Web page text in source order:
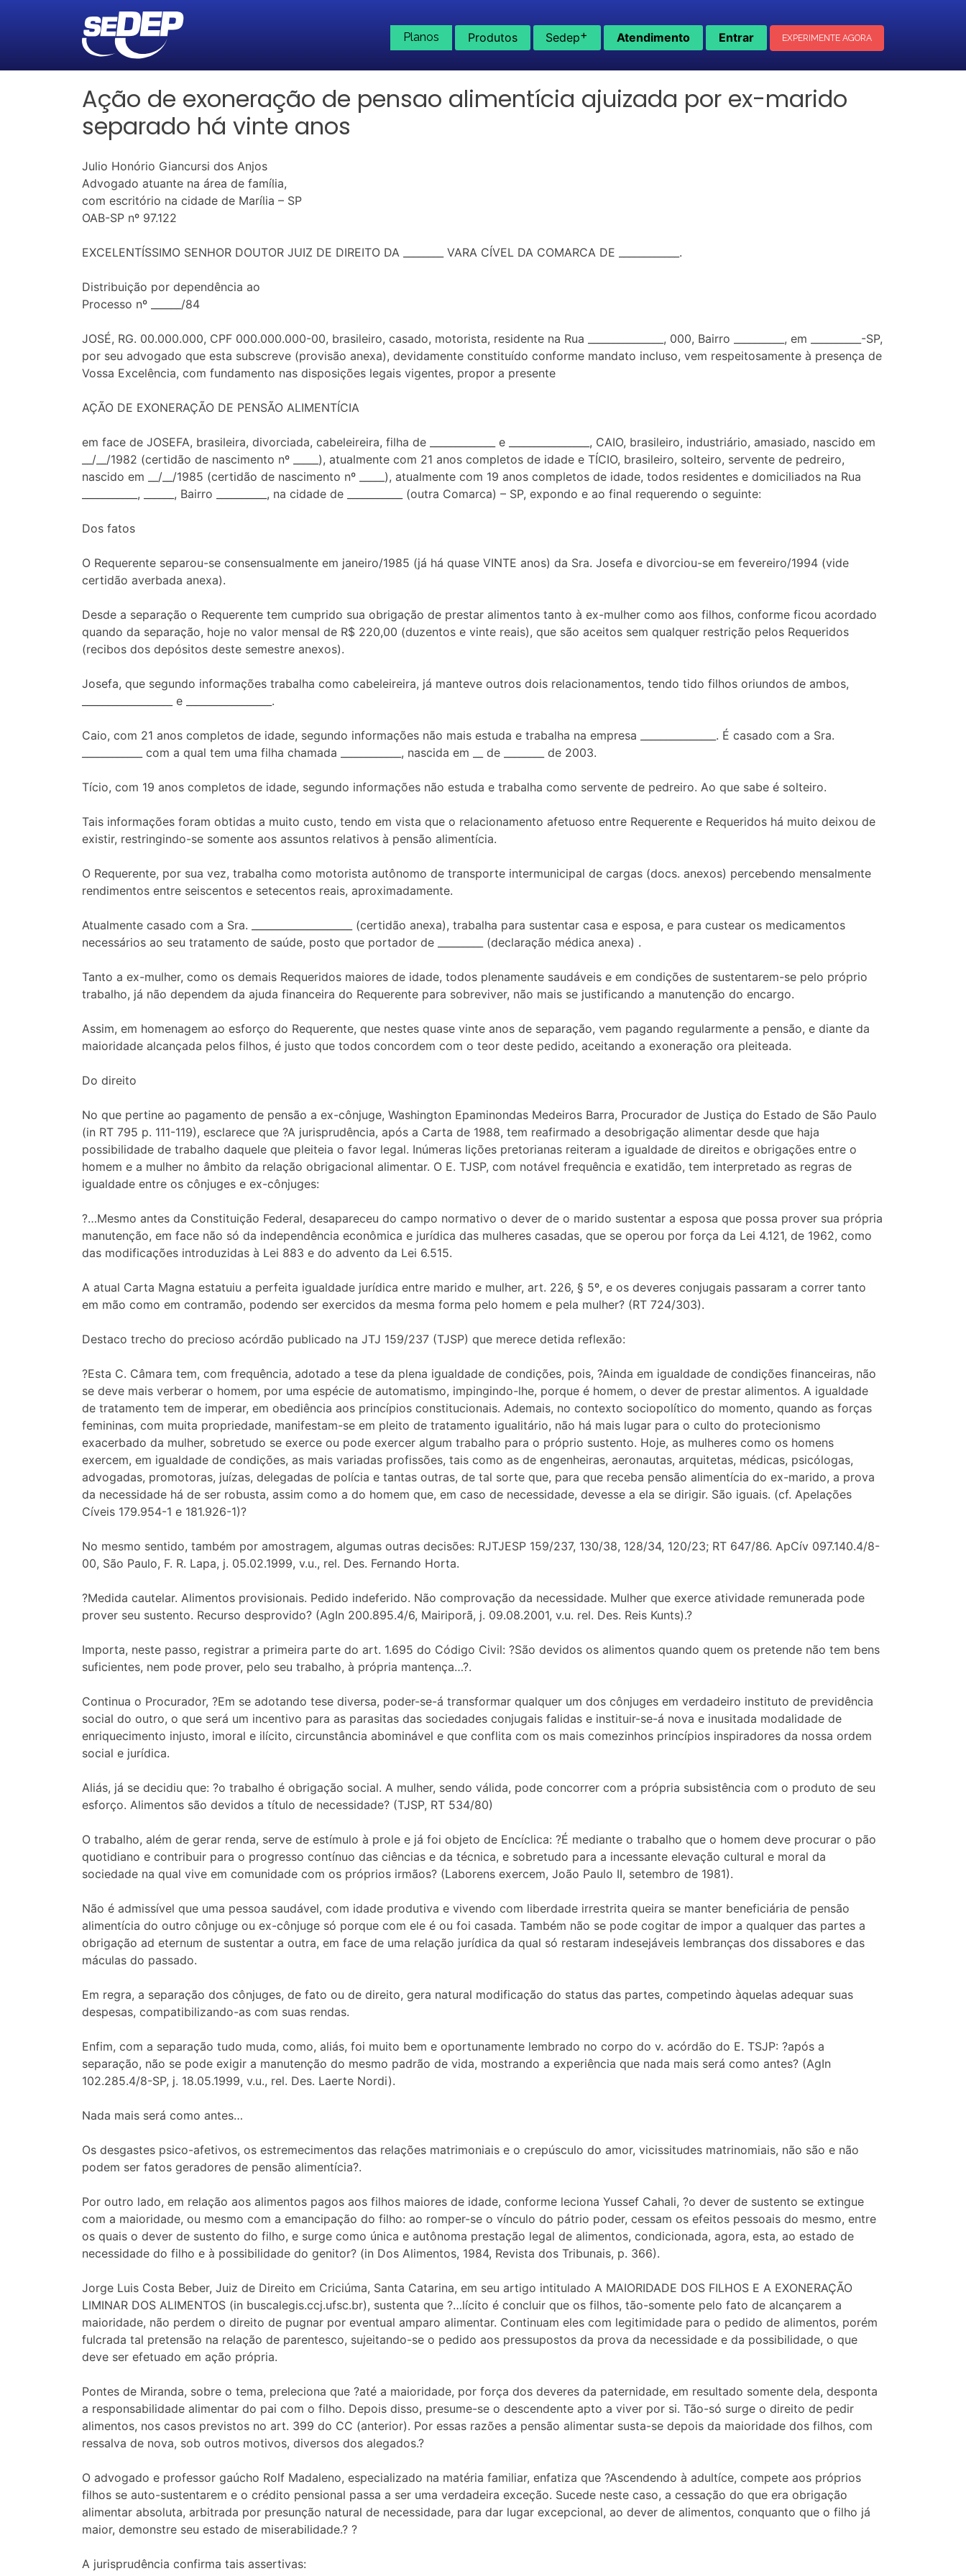
Planos Produtos Sedep+ Atendimento Entrar EXPERIMENTE AGORA
Ação de exoneração de pensao alimentícia ajuizada por ex-marido
separado há vinte anos
Julio Honório Giancursi dos Anjos
Advogado atuante na área de família,
com escritório na cidade de Marília – SP
OAB-SP nº 97.122
EXCELENTÍSSIMO SENHOR DOUTOR JUIZ DE DIREITO DA ________ VARA CÍVEL DA COMARCA DE ____________.
Distribuição por dependência ao
Processo nº ______/84
JOSÉ, RG. 00.000.000, CPF 000.000.000-00, brasileiro, casado, motorista, residente na Rua _______________, 000, Bairro __________, em __________-SP,
por seu advogado que esta subscreve (provisão anexa), devidamente constituído conforme mandato incluso, vem respeitosamente à presença de
Vossa Excelência, com fundamento nas disposições legais vigentes, propor a presente
AÇÃO DE EXONERAÇÃO DE PENSÃO ALIMENTÍCIA
em face de JOSEFA, brasileira, divorciada, cabeleireira, filha de _____________ e ________________, CAIO, brasileiro, industriário, amasiado, nascido em
__/__/1982 (certidão de nascimento nº _____), atualmente com 21 anos completos de idade e TÍCIO, brasileiro, solteiro, servente de pedreiro,
nascido em __/__/1985 (certidão de nascimento nº _____), atualmente com 19 anos completos de idade, todos residentes e domiciliados na Rua
___________, ______, Bairro __________, na cidade de ___________ (outra Comarca) – SP, expondo e ao final requerendo o seguinte:
Dos fatos
O Requerente separou-se consensualmente em janeiro/1985 (já há quase VINTE anos) da Sra. Josefa e divorciou-se em fevereiro/1994 (vide
certidão averbada anexa).
Desde a separação o Requerente tem cumprido sua obrigação de prestar alimentos tanto à ex-mulher como aos filhos, conforme ficou acordado
quando da separação, hoje no valor mensal de R$ 220,00 (duzentos e vinte reais), que são aceitos sem qualquer restrição pelos Requeridos
(recibos dos depósitos deste semestre anexos).
Josefa, que segundo informações trabalha como cabeleireira, já manteve outros dois relacionamentos, tendo tido filhos oriundos de ambos,
__________________ e _________________.
Caio, com 21 anos completos de idade, segundo informações não mais estuda e trabalha na empresa _______________. É casado com a Sra.
____________ com a qual tem uma filha chamada ____________, nascida em __ de ________ de 2003.
Tício, com 19 anos completos de idade, segundo informações não estuda e trabalha como servente de pedreiro. Ao que sabe é solteiro.
Tais informações foram obtidas a muito custo, tendo em vista que o relacionamento afetuoso entre Requerente e Requeridos há muito deixou de
existir, restringindo-se somente aos assuntos relativos à pensão alimentícia.
O Requerente, por sua vez, trabalha como motorista autônomo de transporte intermunicipal de cargas (docs. anexos) percebendo mensalmente
rendimentos entre seiscentos e setecentos reais, aproximadamente.
Atualmente casado com a Sra. ____________________ (certidão anexa), trabalha para sustentar casa e esposa, e para custear os medicamentos
necessários ao seu tratamento de saúde, posto que portador de _________ (declaração médica anexa) .
Tanto a ex-mulher, como os demais Requeridos maiores de idade, todos plenamente saudáveis e em condições de sustentarem-se pelo próprio
trabalho, já não dependem da ajuda financeira do Requerente para sobreviver, não mais se justificando a manutenção do encargo.
Assim, em homenagem ao esforço do Requerente, que nestes quase vinte anos de separação, vem pagando regularmente a pensão, e diante da
maioridade alcançada pelos filhos, é justo que todos concordem com o teor deste pedido, aceitando a exoneração ora pleiteada.
Do direito
No que pertine ao pagamento de pensão a ex-cônjuge, Washington Epaminondas Medeiros Barra, Procurador de Justiça do Estado de São Paulo
(in RT 795 p. 111-119), esclarece que ?A jurisprudência, após a Carta de 1988, tem reafirmado a desobrigação alimentar desde que haja
possibilidade de trabalho daquele que pleiteia o favor legal. Inúmeras lições pretorianas reiteram a igualdade de direitos e obrigações entre o
homem e a mulher no âmbito da relação obrigacional alimentar. O E. TJSP, com notável frequência e exatidão, tem interpretado as regras de
igualdade entre os cônjuges e ex-cônjuges:
?…Mesmo antes da Constituição Federal, desapareceu do campo normativo o dever de o marido sustentar a esposa que possa prover sua própria
manutenção, em face não só da independência econômica e jurídica das mulheres casadas, que se operou por força da Lei 4.121, de 1962, como
das modificações introduzidas à Lei 883 e do advento da Lei 6.515.
A atual Carta Magna estatuiu a perfeita igualdade jurídica entre marido e mulher, art. 226, § 5º, e os deveres conjugais passaram a correr tanto
em mão como em contramão, podendo ser exercidos da mesma forma pelo homem e pela mulher? (RT 724/303).
Destaco trecho do precioso acórdão publicado na JTJ 159/237 (TJSP) que merece detida reflexão:
?Esta C. Câmara tem, com frequência, adotado a tese da plena igualdade de condições, pois, ?Ainda em igualdade de condições financeiras, não
se deve mais verberar o homem, por uma espécie de automatismo, impingindo-lhe, porque é homem, o dever de prestar alimentos. A igualdade
de tratamento tem de imperar, em obediência aos princípios constitucionais. Ademais, no contexto sociopolítico do momento, quando as forças
femininas, com muita propriedade, manifestam-se em pleito de tratamento igualitário, não há mais lugar para o culto do protecionismo
exacerbado da mulher, sobretudo se exerce ou pode exercer algum trabalho para o próprio sustento. Hoje, as mulheres como os homens
exercem, em igualdade de condições, as mais variadas profissões, tais como as de engenheiras, aeronautas, arquitetas, médicas, psicólogas,
advogadas, promotoras, juízas, delegadas de polícia e tantas outras, de tal sorte que, para que receba pensão alimentícia do ex-marido, a prova
da necessidade há de ser robusta, assim como a do homem que, em caso de necessidade, devesse a ela se dirigir. São iguais. (cf. Apelações
Cíveis 179.954-1 e 181.926-1)?
No mesmo sentido, também por amostragem, algumas outras decisões: RJTJESP 159/237, 130/38, 128/34, 120/23; RT 647/86. ApCív 097.140.4/8-
00, São Paulo, F. R. Lapa, j. 05.02.1999, v.u., rel. Des. Fernando Horta.
?Medida cautelar. Alimentos provisionais. Pedido indeferido. Não comprovação da necessidade. Mulher que exerce atividade remunerada pode
prover seu sustento. Recurso desprovido? (AgIn 200.895.4/6, Mairiporã, j. 09.08.2001, v.u. rel. Des. Reis Kunts).?
Importa, neste passo, registrar a primeira parte do art. 1.695 do Código Civil: ?São devidos os alimentos quando quem os pretende não tem bens
suficientes, nem pode prover, pelo seu trabalho, à própria mantença…?.
Continua o Procurador, ?Em se adotando tese diversa, poder-se-á transformar qualquer um dos cônjuges em verdadeiro instituto de previdência
social do outro, o que será um incentivo para as parasitas das sociedades conjugais falidas e instituir-se-á nova e inusitada modalidade de
enriquecimento injusto, imoral e ilícito, circunstância abominável e que conflita com os mais comezinhos princípios inspiradores da nossa ordem
social e jurídica.
Aliás, já se decidiu que: ?o trabalho é obrigação social. A mulher, sendo válida, pode concorrer com a própria subsistência com o produto de seu
esforço. Alimentos são devidos a título de necessidade? (TJSP, RT 534/80)
O trabalho, além de gerar renda, serve de estímulo à prole e já foi objeto de Encíclica: ?É mediante o trabalho que o homem deve procurar o pão
quotidiano e contribuir para o progresso contínuo das ciências e da técnica, e sobretudo para a incessante elevação cultural e moral da
sociedade na qual vive em comunidade com os próprios irmãos? (Laborens exercem, João Paulo II, setembro de 1981).
Não é admissível que uma pessoa saudável, com idade produtiva e vivendo com liberdade irrestrita queira se manter beneficiária de pensão
alimentícia do outro cônjuge ou ex-cônjuge só porque com ele é ou foi casada. Também não se pode cogitar de impor a qualquer das partes a
obrigação ad eternum de sustentar a outra, em face de uma relação jurídica da qual só restaram indesejáveis lembranças dos dissabores e das
máculas do passado.
Em regra, a separação dos cônjuges, de fato ou de direito, gera natural modificação do status das partes, competindo àquelas adequar suas
despesas, compatibilizando-as com suas rendas.
Enfim, com a separação tudo muda, como, aliás, foi muito bem e oportunamente lembrado no corpo do v. acórdão do E. TSJP: ?após a
separação, não se pode exigir a manutenção do mesmo padrão de vida, mostrando a experiência que nada mais será como antes? (AgIn
102.285.4/8-SP, j. 18.05.1999, v.u., rel. Des. Laerte Nordi).
Nada mais será como antes…
Os desgastes psico-afetivos, os estremecimentos das relações matrimoniais e o crepúsculo do amor, vicissitudes matrinomiais, não são e não
podem ser fatos geradores de pensão alimentícia?.
Por outro lado, em relação aos alimentos pagos aos filhos maiores de idade, conforme leciona Yussef Cahali, ?o dever de sustento se extingue
com a maioridade, ou mesmo com a emancipação do filho: ao romper-se o vínculo do pátrio poder, cessam os efeitos pessoais do mesmo, entre
os quais o dever de sustento do filho, e surge como única e autônoma prestação legal de alimentos, condicionada, agora, esta, ao estado de
necessidade do filho e à possibilidade do genitor? (in Dos Alimentos, 1984, Revista dos Tribunais, p. 366).
Jorge Luis Costa Beber, Juiz de Direito em Criciúma, Santa Catarina, em seu artigo intitulado A MAIORIDADE DOS FILHOS E A EXONERAÇÃO
LIMINAR DOS ALIMENTOS (in buscalegis.ccj.ufsc.br), sustenta que ?…lícito é concluir que os filhos, tão-somente pelo fato de alcançarem a
maioridade, não perdem o direito de pugnar por eventual amparo alimentar. Continuam eles com legitimidade para o pedido de alimentos, porém
fulcrada tal pretensão na relação de parentesco, sujeitando-se o pedido aos pressupostos da prova da necessidade e da possibilidade, o que
deve ser efetuado em ação própria.
Pontes de Miranda, sobre o tema, preleciona que ?até a maioridade, por força dos deveres da paternidade, em resultado somente dela, desponta
a responsabilidade alimentar do pai com o filho. Depois disso, presume-se o descendente apto a viver por si. Tão-só surge o direito de pedir
alimentos, nos casos previstos no art. 399 do CC (anterior). Por essas razões a pensão alimentar susta-se depois da maioridade dos filhos, com
ressalva de nova, sob outros motivos, diversos dos alegados.?
O advogado e professor gaúcho Rolf Madaleno, especializado na matéria familiar, enfatiza que ?Ascendendo à adultíce, compete aos próprios
filhos se auto-sustentarem e o crédito pensional passa a ser uma verdadeira exceção. Sucede neste caso, a cessação do que era obrigação
alimentar absoluta, arbitrada por presunção natural de necessidade, para dar lugar excepcional, ao dever de alimentos, conquanto que o filho já
maior, demonstre seu estado de miserabilidade.? ?
A jurisprudência confirma tais assertivas: